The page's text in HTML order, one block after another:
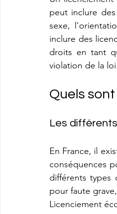
peut inclure
sexe,
inclure des
droits en tant
violation de la loi.
Quels
Les
En France, il
conséquences
différents types
pour faute
Licenciement